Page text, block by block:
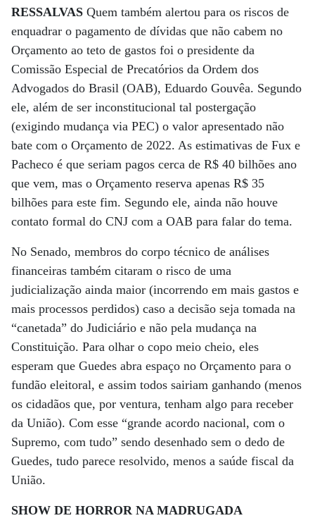
RESSALVAS Quem também alertou para os riscos de
enquadrar o pagamento de dívidas que não cabem no
Orçamento ao teto de gastos foi o presidente da
Comissão Especial de Precatórios da Ordem dos
Advogados do Brasil (OAB), Eduardo Gouvêa. Segundo
ele, além de ser inconstitucional tal postergação
(exigindo mudança via PEC) o valor apresentado não
bate com o Orçamento de 2022. As estimativas de Fux e
Pacheco é que seriam pagos cerca de R$ 40 bilhões ano
que vem, mas o Orçamento reserva apenas R$ 35
bilhões para este fim. Segundo ele, ainda não houve
contato formal do CNJ com a OAB para falar do tema.
No Senado, membros do corpo técnico de análises
financeiras também citaram o risco de uma
judicialização ainda maior (incorrendo em mais gastos e
mais processos perdidos) caso a decisão seja tomada na
“canetada” do Judiciário e não pela mudança na
Constituição. Para olhar o copo meio cheio, eles
esperam que Guedes abra espaço no Orçamento para o
fundão eleitoral, e assim todos sairiam ganhando (menos
os cidadãos que, por ventura, tenham algo para receber
da União). Com esse “grande acordo nacional, com o
Supremo, com tudo” sendo desenhado sem o dedo de
Guedes, tudo parece resolvido, menos a saúde fiscal da
União.
SHOW DE HORROR NA MADRUGADA